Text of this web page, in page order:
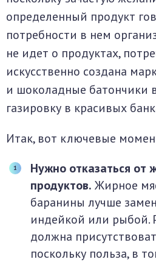
определенный продукт
потребности в нем
не идет о продуктах,
искусственно создана
и шоколадные батончики
газировку в красивых
Итак, вот ключевые
Нужно отказаться от
продуктов. Жирное
баранины лучше
индейкой или рыбой.
должна
поскольку польза, в